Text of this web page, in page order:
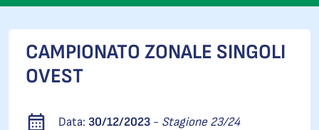
CAMPIONATO ZONALE SINGOLI
OVEST
Data: 30/12/2023 - Stagione 23/24